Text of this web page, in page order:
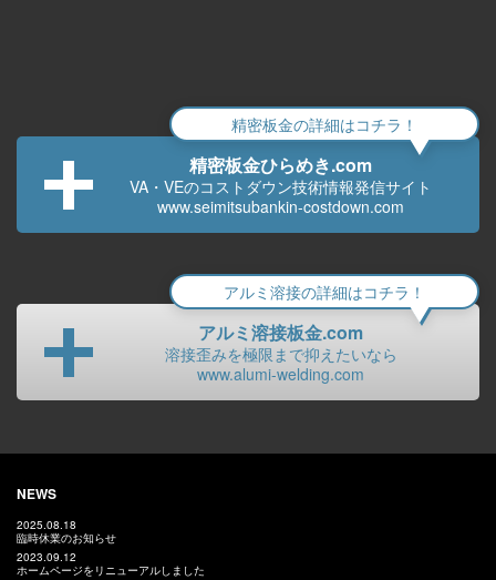
精密板金ひらめき.com
VA・VEのコストダウン技術情報発信サイト
www.seimitsubankin-costdown.com
精密板金の詳細はコチラ！
アルミ溶接板金.com
溶接歪みを極限まで抑えたいなら
www.alumi-welding.com
アルミ溶接の詳細はコチラ！
NEWS
2025.08.18
臨時休業のお知らせ
2023.09.12
ホームページをリニューアルしました